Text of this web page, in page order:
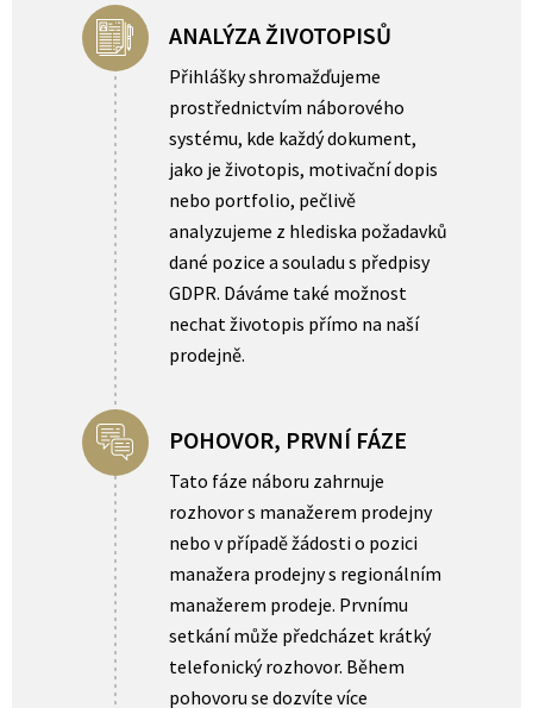
ANALÝZA ŽIVOTOPISŮ
Přihlášky shromažďujeme
prostřednictvím náborového
systému, kde každý dokument,
jako je životopis, motivační dopis
nebo portfolio, pečlivě
analyzujeme z hlediska požadavků
dané pozice a souladu s předpisy
GDPR. Dáváme také možnost
nechat životopis přímo na naší
prodejně.
POHOVOR, PRVNÍ FÁZE
Tato fáze náboru zahrnuje
rozhovor s manažerem prodejny
nebo v případě žádosti o pozici
manažera prodejny s regionálním
manažerem prodeje. Prvnímu
setkání může předcházet krátký
telefonický rozhovor. Během
pohovoru se dozvíte více